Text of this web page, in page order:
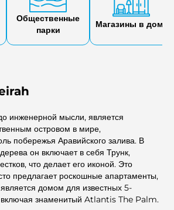
Общественные
парки
Магазины в доме
инженерной мысли, является
островом в мире,
побережья Аравийского залива. В
он включает в себя Трунк,
что делает его иконой. Это
предлагает роскошные апартаменты,
домом для известных 5-
включая знаменитый Atlantis The Palm.